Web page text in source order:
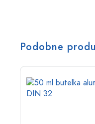
Podobne